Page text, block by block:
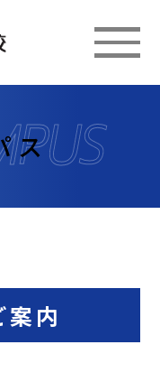
ス
内